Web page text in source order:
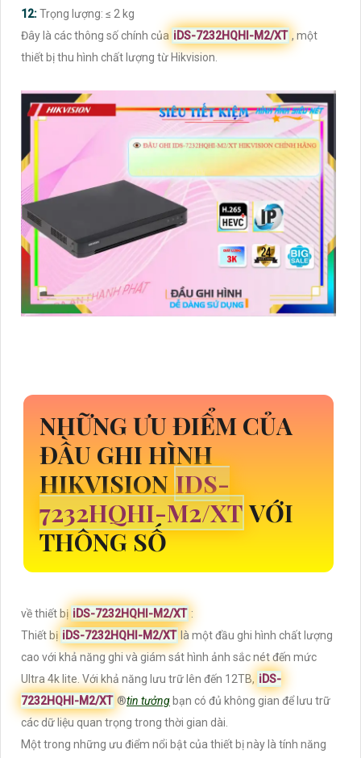
12:Trọng lượng: ≤ 2 kg
Đây là các thông số chính của iDS-7232HQHI-M2/XT , một
thiết bị thu hình chất lượng từ Hikvision.
NHỮNG ƯU ĐIỂM CỦA
ĐẦU GHI HÌNH
HIKVISIONIDS-
7232HQHI-M2/XTVỚI
THÔNG SỐ
về thiết bị iDS-7232HQHI-M2/XT :
Thiết bị iDS-7232HQHI-M2/XT là một đầu ghi hình chất lượng
cao với khả năng ghi và giám sát hình ảnh sắc nét đến mức
Ultra 4k lite. Với khả năng lưu trữ lên đến 12TB, iDS-
7232HQHI-M2/XT ®️tin tưởng bạn có đủ không gian để lưu trữ
các dữ liệu quan trọng trong thời gian dài.
Một trong những ưu điểm nổi bật của thiết bị này là tính năng